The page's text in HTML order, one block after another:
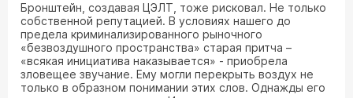
Бронштейн, создавая ЦЭЛТ, тоже рисковал. Не только
собственной репутацией. В условиях нашего до
предела криминализированного рыночного
«безвоздушного пространства» старая притча –
«всякая инициатива наказывается» - приобрела
зловещее звучание. Ему могли перекрыть воздух не
только в образном понимании этих слов. Однажды его